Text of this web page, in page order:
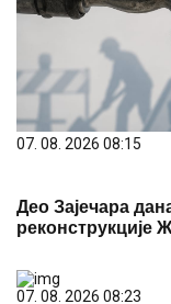
Део Зајечара
реконструкције
07. 08. 2026 08:23
PREPORUKA